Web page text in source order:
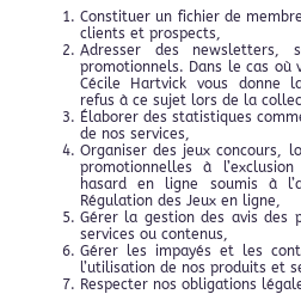
Constituer un fichier de
clients et prospects,
Adresser des newsletters,
promotionnels. Dans le cas où
Cécile Hartvick vous donne
refus à ce sujet lors de la
Élaborer des statistiques
de nos services,
Organiser des jeux concours,
promotionnelles à
hasard en ligne soumis à
Régulation des Jeux en ligne,
Gérer la gestion des avis des
services ou contenus,
Gérer les impayés et les
l’utilisation de nos produits et
Respecter nos obligations